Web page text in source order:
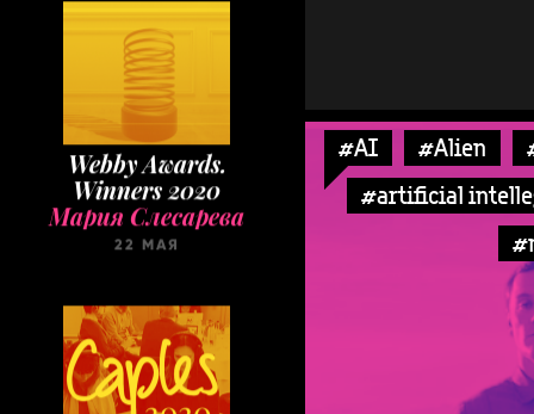
Webby Awards.
Winners 2020
Мария Слесарева
22 МАЯ
#AI #Alien
#artificial